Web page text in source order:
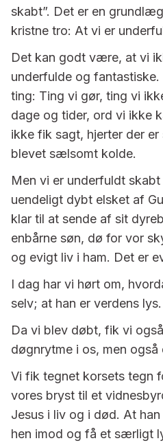
skabt”. Det er en
kristne tro: At vi er
Det kan godt være, at vi
underfulde og
ting: Ting vi gør, ting vi
dage og tider, ord vi ikke
ikke fik sagt, hjerter der er
blevet sælsomt kolde.
Men vi er underfuldt
uendeligt dybt elsket af
klar til at sende af sit
enbårne søn, dø for vor
og evigt liv i ham. Det er
I dag har vi hørt om,
selv; at han er verdens lys.
Da vi blev døbt, fik vi
døgnrytme i os, men også
Vi fik tegnet korsets tegn
vores bryst til et
Jesus i liv og i død. At
hen imod og få et særligt